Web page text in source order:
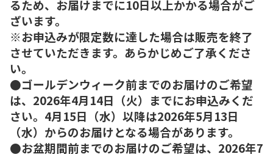
るため、お届けまでに10日以上かかる場合がご
ざいます。
※お申込みが限定数に達した場合は販売を終了
させていただきます。あらかじめご了承くださ
い。
●ゴールデンウィーク前までのお届けのご希望
は、2026年4月14日（火）までにお申込みくだ
さい。4月15日（水）以降は2026年5月13日
（水）からのお届けとなる場合があります。
●お盆期間前までのお届けのご希望は、2026年7